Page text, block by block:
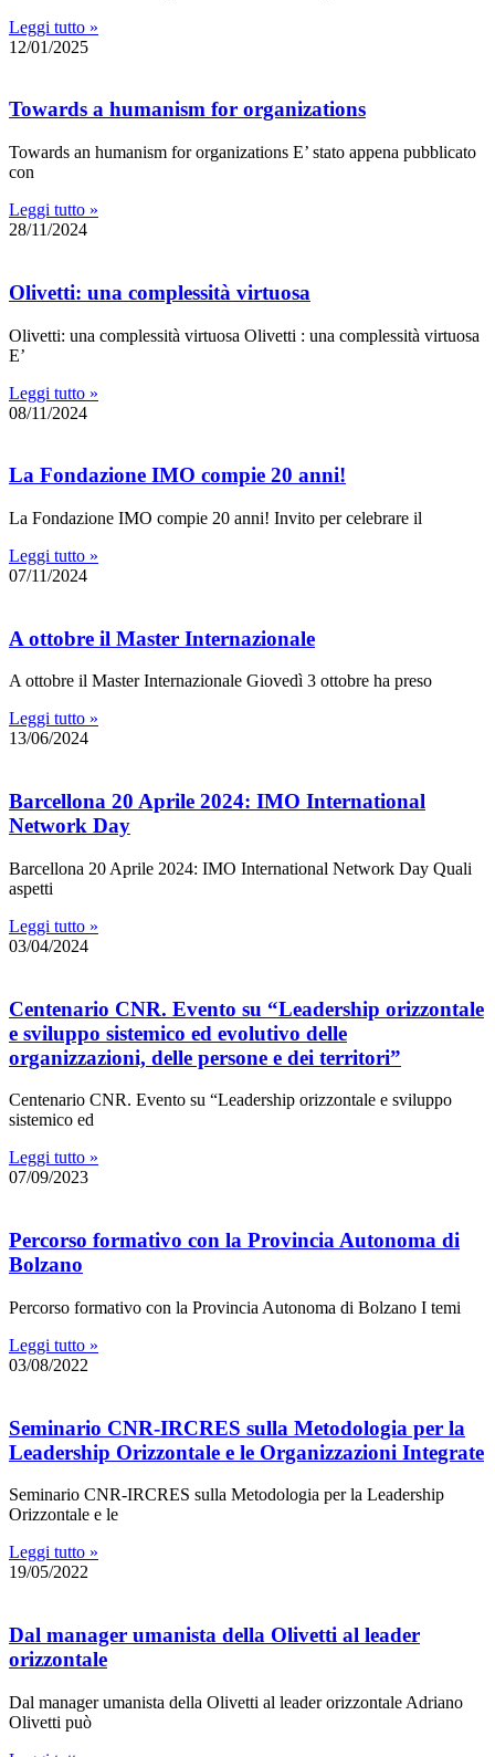
Leggi tutto »
12/01/2025
Towards a humanism for organizations
Towards an humanism for organizations E’ stato appena pubblicato
con
Leggi tutto »
28/11/2024
Olivetti: una complessità virtuosa
Olivetti: una complessità virtuosa Olivetti : una complessità virtuosa
E’
Leggi tutto »
08/11/2024
La Fondazione IMO compie 20 anni!
La Fondazione IMO compie 20 anni! Invito per celebrare il
Leggi tutto »
07/11/2024
A ottobre il Master Internazionale
A ottobre il Master Internazionale Giovedì 3 ottobre ha preso
Leggi tutto »
13/06/2024
Barcellona 20 Aprile 2024: IMO International
Network Day
Barcellona 20 Aprile 2024: IMO International Network Day Quali
aspetti
Leggi tutto »
03/04/2024
Centenario CNR. Evento su “Leadership orizzontale
e sviluppo sistemico ed evolutivo delle
organizzazioni, delle persone e dei territori”
Centenario CNR. Evento su “Leadership orizzontale e sviluppo
sistemico ed
Leggi tutto »
07/09/2023
Percorso formativo con la Provincia Autonoma di
Bolzano
Percorso formativo con la Provincia Autonoma di Bolzano I temi
Leggi tutto »
03/08/2022
Seminario CNR-IRCRES sulla Metodologia per la
Leadership Orizzontale e le Organizzazioni Integrate
Seminario CNR-IRCRES sulla Metodologia per la Leadership
Orizzontale e le
Leggi tutto »
19/05/2022
Dal manager umanista della Olivetti al leader
orizzontale
Dal manager umanista della Olivetti al leader orizzontale Adriano
Olivetti può